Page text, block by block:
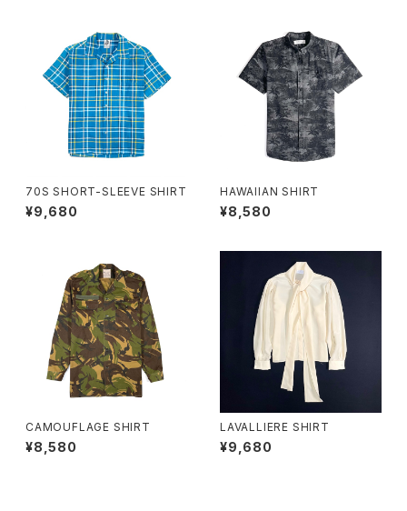
70S SHORT-SLEEVE SHIRT
¥9,680
HAWAIIAN SHIRT
¥8,580
CAMOUFLAGE SHIRT
¥8,580
LAVALLIERE SHIRT
¥9,680